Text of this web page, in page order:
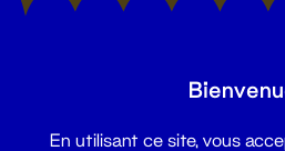
En utilisant ce site, vous